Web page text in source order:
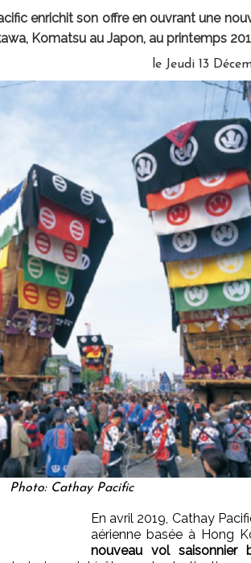
enrichit son offre en ouvrant une
Komatsu au Japon, au printemps
le Jeudi 13
Photo: Cathay Pacific
En avril 2019, Cathay
aérienne basée à Hong
nouveau vol saisonnier